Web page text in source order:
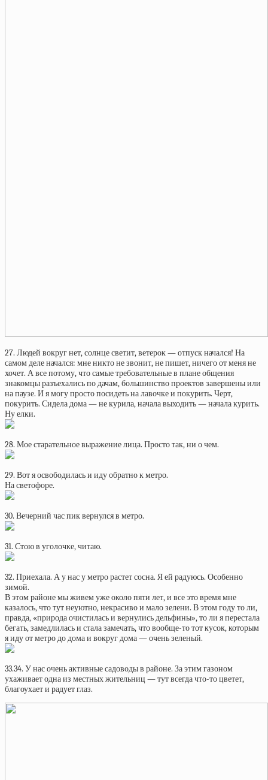
27. Людей вокруг нет, солнце светит, ветерок — отпуск начался! На
самом деле начался: мне никто не звонит, не пишет, ничего от меня не
хочет. А все потому, что самые требовательные в плане общения
знакомцы разъехались по дачам, большинство проектов завершены или
на паузе. И я могу просто посидеть на лавочке и покурить. Черт,
покурить. Сидела дома — не курила, начала выходить — начала курить.
Ну елки.
28. Мое старательное выражение лица. Просто так, ни о чем.
29. Вот я освободилась и иду обратно к метро.
На светофоре.
30. Вечерний час пик вернулся в метро.
31. Стою в уголочке, читаю.
32. Приехала. А у нас у метро растет сосна. Я ей радуюсь. Особенно
зимой.
В этом районе мы живем уже около пяти лет, и все это время мне
казалось, что тут неуютно, некрасиво и мало зелени. В этом году то ли,
правда, «природа очистилась и вернулись дельфины», то ли я перестала
бегать, замедлилась и стала замечать, что вообще-то тот кусок, которым
я иду от метро до дома и вокруг дома — очень зеленый.
33.34. У нас очень активные садоводы в районе. За этим газоном
ухаживает одна из местных жительниц — тут всегда что-то цветет,
благоухает и радует глаз.